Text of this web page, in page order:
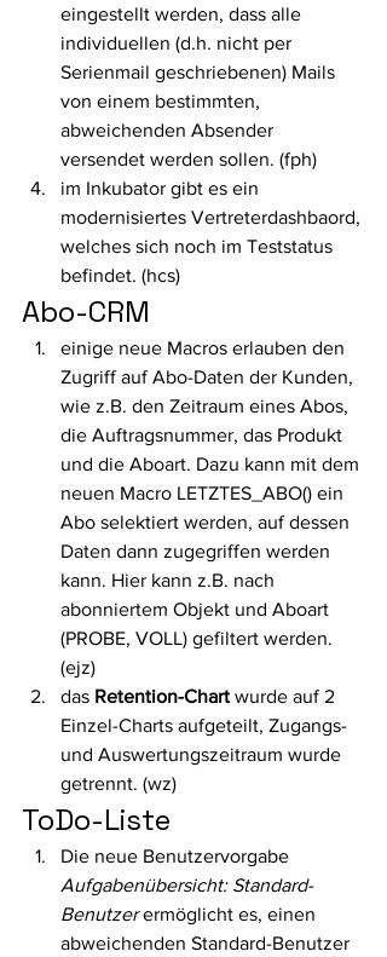
eingestellt werden, dass alle
individuellen (d.h. nicht per
Serienmail geschriebenen) Mails
von einem bestimmten,
abweichenden Absender
versendet werden sollen. (fph)
im Inkubator gibt es ein
modernisiertes Vertreterdashbaord,
welches sich noch im Teststatus
befindet. (hcs)
Abo-CRM
einige neue Macros erlauben den
Zugriff auf Abo-Daten der Kunden,
wie z.B. den Zeitraum eines Abos,
die Auftragsnummer, das Produkt
und die Aboart. Dazu kann mit dem
neuen Macro LETZTES_ABO() ein
Abo selektiert werden, auf dessen
Daten dann zugegriffen werden
kann. Hier kann z.B. nach
abonniertem Objekt und Aboart
(PROBE, VOLL) gefiltert werden.
(ejz)
das Retention-Chart wurde auf 2
Einzel-Charts aufgeteilt, Zugangs-
und Auswertungszeitraum wurde
getrennt. (wz)
ToDo-Liste
Die neue Benutzervorgabe
Aufgabenübersicht: Standard-
Benutzer ermöglicht es, einen
abweichenden Standard-Benutzer